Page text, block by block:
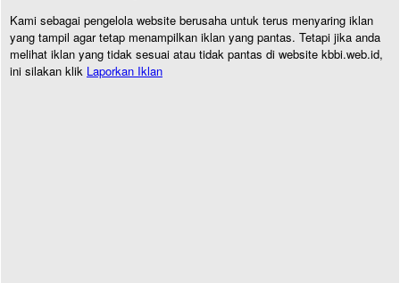
Kami sebagai pengelola website berusaha untuk terus menyaring iklan
yang tampil agar tetap menampilkan iklan yang pantas. Tetapi jika anda
melihat iklan yang tidak sesuai atau tidak pantas di website kbbi.web.id,
ini silakan klik Laporkan Iklan